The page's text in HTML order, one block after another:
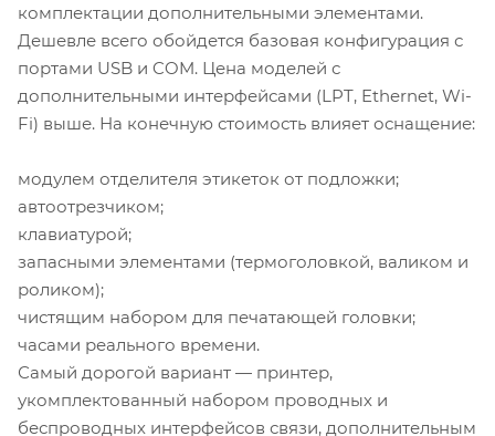
комплектации дополнительными элементами.
Дешевле всего обойдется базовая конфигурация с
портами USB и COM. Цена моделей с
дополнительными интерфейсами (LPT, Ethernet, Wi-
Fi) выше. На конечную стоимость влияет оснащение:
модулем отделителя этикеток от подложки;
автоотрезчиком;
клавиатурой;
запасными элементами (термоголовкой, валиком и
роликом);
чистящим набором для печатающей головки;
часами реального времени.
Самый дорогой вариант — принтер,
укомплектованный набором проводных и
беспроводных интерфейсов связи, дополнительным